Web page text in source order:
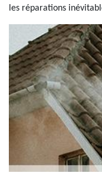
les réparations